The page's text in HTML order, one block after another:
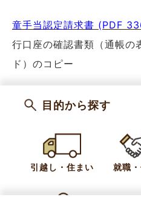
童手当認定請求書 (PDF
行口座の確認書類（通帳の
ド）のコピー
カテゴリー 妊娠・出産
未就学児
目的から探す
引越し・住まい 就職